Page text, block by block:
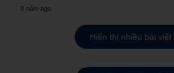
8 năm ago
Hiển thị nhiều bài viết